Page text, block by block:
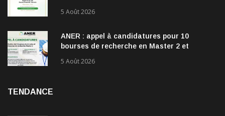
5 Août 2026
ANER : appel à candidatures pour 10
bourses de recherche en Master 2 et
5 Août 2026
TENDANCE